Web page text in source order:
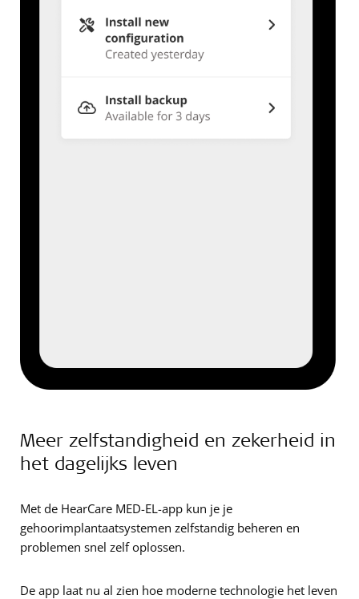
Meer zelfstandigheid en zekerheid in
het dagelijks leven
Met de HearCare MED-EL-app kun je je
gehoorimplantaatsystemen zelfstandig beheren en
problemen snel zelf oplossen.
De app laat nu al zien hoe moderne technologie het leven